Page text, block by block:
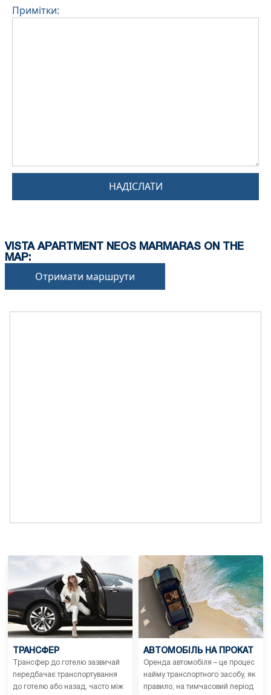
Примітки:
НАДІСЛАТИ
VISTA APARTMENT NEOS MARMARAS ON THE
MAP:
Отримати маршрути
ТРАНСФЕР
Трансфер до готелю зазвичай
передбачає транспортування
до готелю або назад, часто між
АВТОМОБІЛЬ НА ПРОКАТ
Оренда автомобіля – це процес
найму транспортного засобу, як
правило, на тимчасовий період